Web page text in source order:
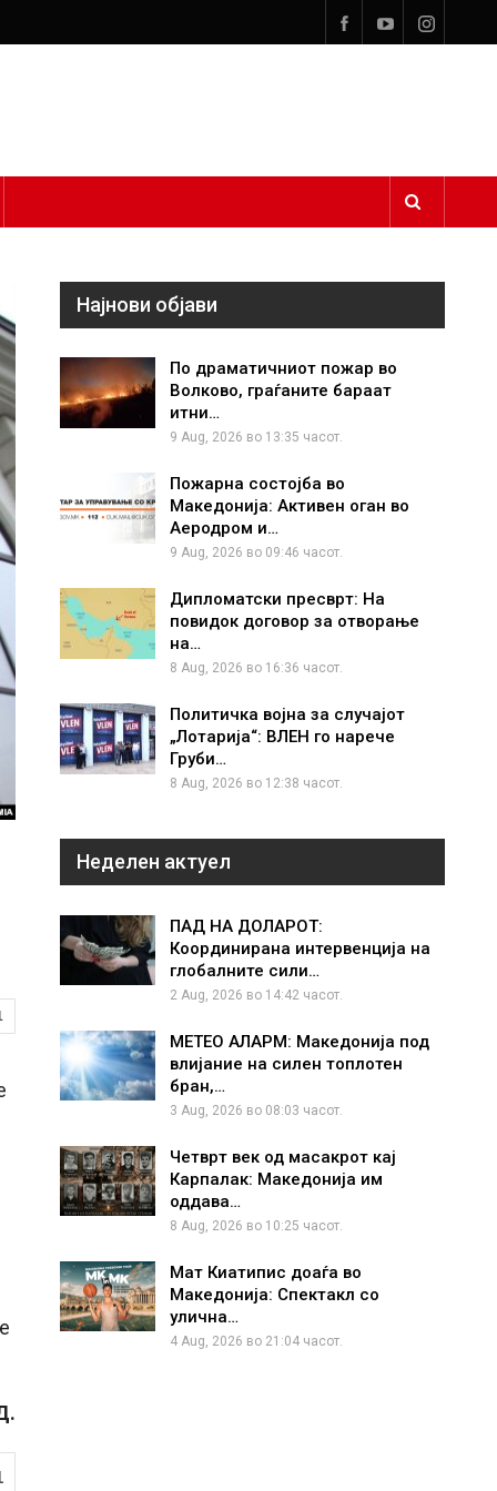
Најнови објави
По драматичниот пожар во
Волково, граѓаните бараат
итни…
9 Aug, 2026 во 13:35 часот.
Пожарна состојба во
Македонија: Активен оган во
Аеродром и…
9 Aug, 2026 во 09:46 часот.
Дипломатски пресврт: На
повидок договор за отворање
на…
8 Aug, 2026 во 16:36 часот.
Политичка војна за случајот
„Лотарија“: ВЛЕН го нарече
Груби…
8 Aug, 2026 во 12:38 часот.
Неделен актуел
ПАД НА ДОЛАРОТ:
Координирана интервенција на
глобалните сили…
2 Aug, 2026 во 14:42 часот.
МЕТЕО АЛАРМ: Македонија под
влијание на силен топлотен
бран,…
3 Aug, 2026 во 08:03 часот.
Четврт век од масакрот кај
Карпалак: Македонија им
оддава…
8 Aug, 2026 во 10:25 часот.
Мат Киатипис доаѓа во
Македонија: Спектакл со
улична…
4 Aug, 2026 во 21:04 часот.